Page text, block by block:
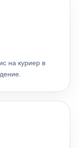
на куриер в